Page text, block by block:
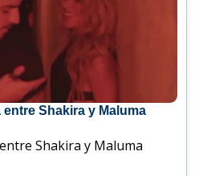
Shakira y Maluma
Shakira y Maluma